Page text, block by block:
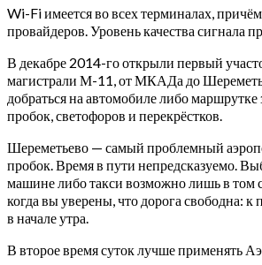
Wi-Fi имеется во всех терминалах,
провайдеров. Уровень качества сигнала
В декабре 2014-го открыли первый
магистрали М-11, от МКАДа до
добраться на автомобиле либо
пробок, светофоров и перекрёстков.
Шереметьево — самый проблемный
пробок. Время в пути непредсказуемо.
машине либо такси возможно лишь в том
когда вы уверены, что дорога свободна:
в начале утра.
В второе время суток лучше применять